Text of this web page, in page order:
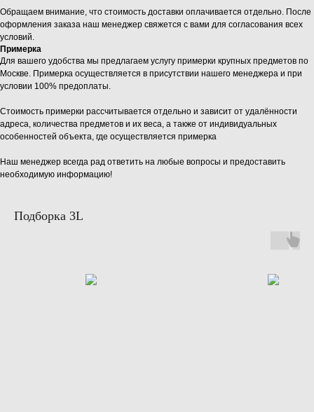
Обращаем внимание, что стоимость доставки оплачивается отдельно. После
оформления заказа наш менеджер свяжется с вами для согласования всех
условий.
Примерка
Для вашего удобства мы предлагаем услугу примерки крупных предметов по
Москве. Примерка осуществляется в присутствии нашего менеджера и при
условии 100% предоплаты.
Стоимость примерки рассчитывается отдельно и зависит от удалённости
адреса, количества предметов и их веса, а также от индивидуальных
особенностей объекта, где осуществляется примерка
Наш менеджер всегда рад ответить на любые вопросы и предоставить
необходимую информацию!
Подборка 3L